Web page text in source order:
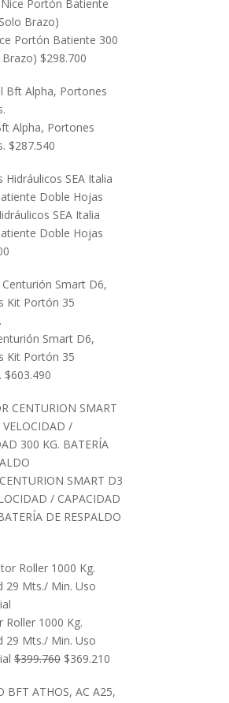
Portón Batiente 300
Brazo) $298.700
Alpha, Portones
$287.540
SEA Italia
Doble Hojas
Smart D6,
Kit Portón 35
$603.490
SMART D3
/ CAPACIDAD
DE RESPALDO
Roller 1000 Kg.
29 Mts./ Min. Uso
$399.760 El
original
$369.210El
actual